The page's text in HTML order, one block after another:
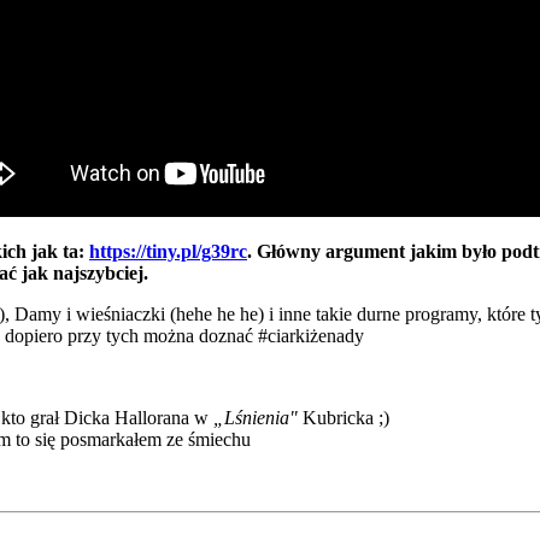
jak ta: https://tiny.pl/g39rc. Główny argument jakim było
jak najszybciej.
i wieśniaczki (hehe he he) i inne takie durne programy, które
dopiero przy tych można doznać #ciarkiżenady
grał Dicka Hallorana w „Lśnienia" Kubricka ;)
się posmarkałem ze śmiechu